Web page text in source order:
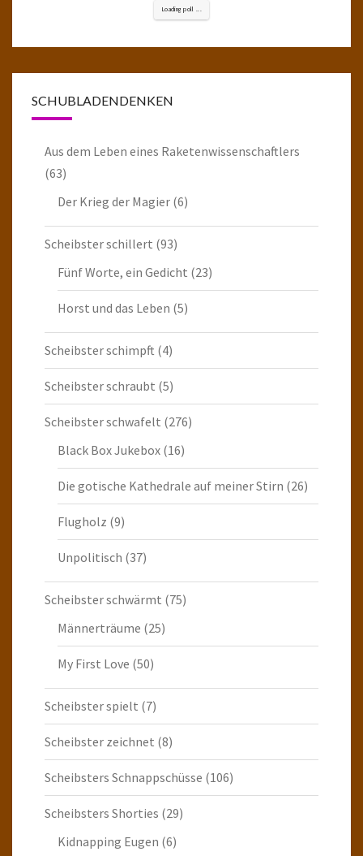
Loading poll ...
SCHUBLADENDENKEN
Aus dem Leben eines Raketenwissenschaftlers
(63)
Der Krieg der Magier (6)
Scheibster schillert (93)
Fünf Worte, ein Gedicht (23)
Horst und das Leben (5)
Scheibster schimpft (4)
Scheibster schraubt (5)
Scheibster schwafelt (276)
Black Box Jukebox (16)
Die gotische Kathedrale auf meiner Stirn (26)
Flugholz (9)
Unpolitisch (37)
Scheibster schwärmt (75)
Männerträume (25)
My First Love (50)
Scheibster spielt (7)
Scheibster zeichnet (8)
Scheibsters Schnappschüsse (106)
Scheibsters Shorties (29)
Kidnapping Eugen (6)